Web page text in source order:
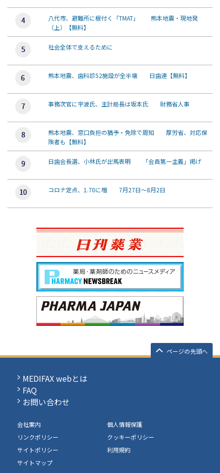
八代市、避難所に根付く「TMAT」 熊本地震・現地発
（上）【無料】
社会全体で支えるために
熊本地震、歯科診52施設が全半壊 日歯連【無料】
事務次官に宇波氏、主計局長は坂本氏 財務省人事
熊本地震、窓口負担の猶予・免除で周知 厚労省、対応保
険者も【無料】
日歯会長選、小林氏が出馬表明 「会員第一主義」掲げ
コロナ定点、1.70に増 7月27日～8月2日
ページの先頭へ
MEDIFAX webとは
FAQ
お問い合わせ
会社案内
個人情報保護
リンクポリシー
クッキーポリシー
サイトポリシー
利用規約
サイトマップ